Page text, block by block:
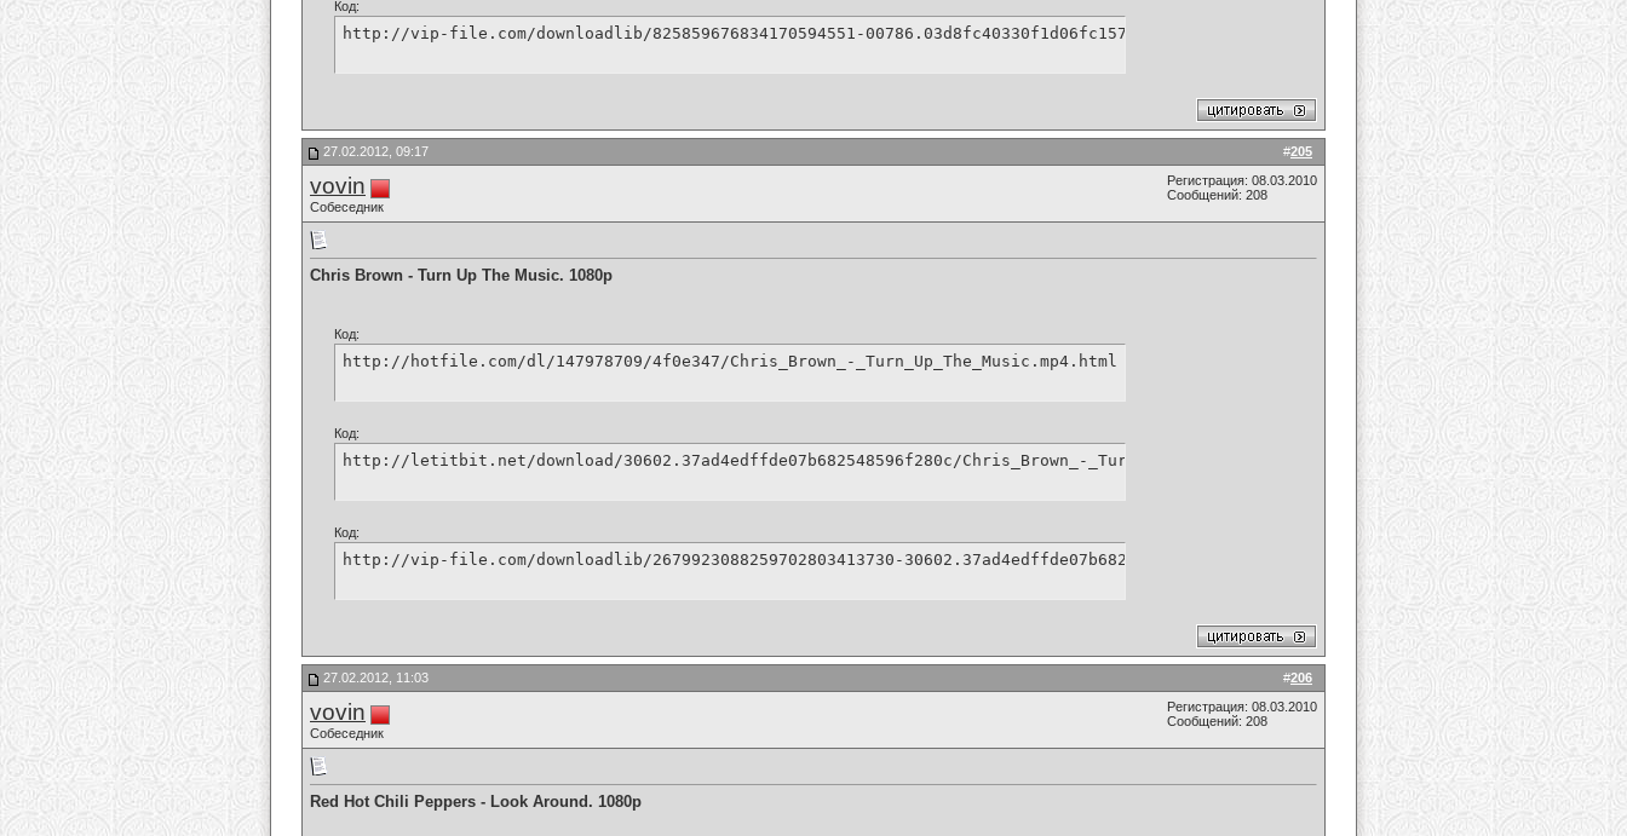
Код:
http://vip-file.com/downloadlib/825859676834170594551-00786.03d8fc40330f1d06fc157f3b9bca/LMFAO_-_Sorry_For_Party_Rocking.mp4.html
#205
27.02.2012, 09:17
vovin
Собеседник
Регистрация: 08.03.2010
Сообщений: 208
Chris Brown - Turn Up The Music. 1080p
Код:
http://hotfile.com/dl/147978709/4f0e347/Chris_Brown_-_Turn_Up_The_Music.mp4.html
Код:
http://letitbit.net/download/30602.37ad4edffde07b682548596f280c/Chris_Brown_-_Turn_Up_The_Music.mp4.html
Код:
http://vip-file.com/downloadlib/2679923088259702803413730-30602.37ad4edffde07b682548596f280c/Chris_Brown_-
#206
27.02.2012, 11:03
vovin
Собеседник
Регистрация: 08.03.2010
Сообщений: 208
Red Hot Chili Peppers - Look Around. 1080p